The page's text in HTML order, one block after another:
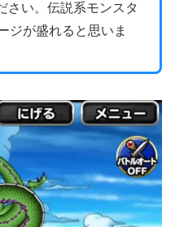
さい。伝説系モンスタ
ジが盛れると思いま